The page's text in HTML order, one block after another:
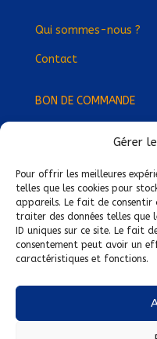
Gérer
Pour offrir les meilleures
telles que les cookies pour
appareils. Le fait de consentir
traiter des données telles que
ID uniques sur ce site. Le fait
consentement peut avoir un
caractéristiques et fonctions.
Qui sommes-nous ?
Contact
BON DE COMMANDE
Devenez Délégué·e
Trouvez-nous près de
Mentions légales
Conditions générales
Politique de